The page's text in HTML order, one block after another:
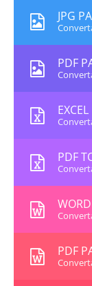
JPG
PDF
PDF
PDF